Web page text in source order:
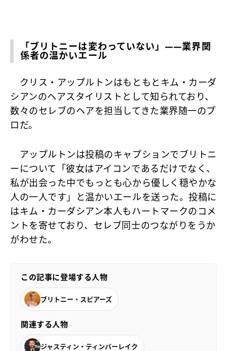
「ブリトニーは変わっていない」——業界関
係者の温かいエール
クリス・アップルトンはもともとキム・カーダ
シアンのヘアスタイリストとして知られており、
数々のセレブのヘアを担当してきた業界随一のプ
ロだ。
アップルトンは投稿のキャプションでブリトニ
ーについて「彼女はアイコンであるだけでなく、
私が出会った中でもっとも心から優しく穏やかな
人の一人です」と温かいエールを送った。投稿に
はキム・カーダシアン本人もハートマークのコメ
ントを寄せており、セレブ同士のつながりをうか
がわせた。
この記事に登場する人物
ブリトニー・スピアーズ
関連する人物
ジャスティン・ティンバーレイク